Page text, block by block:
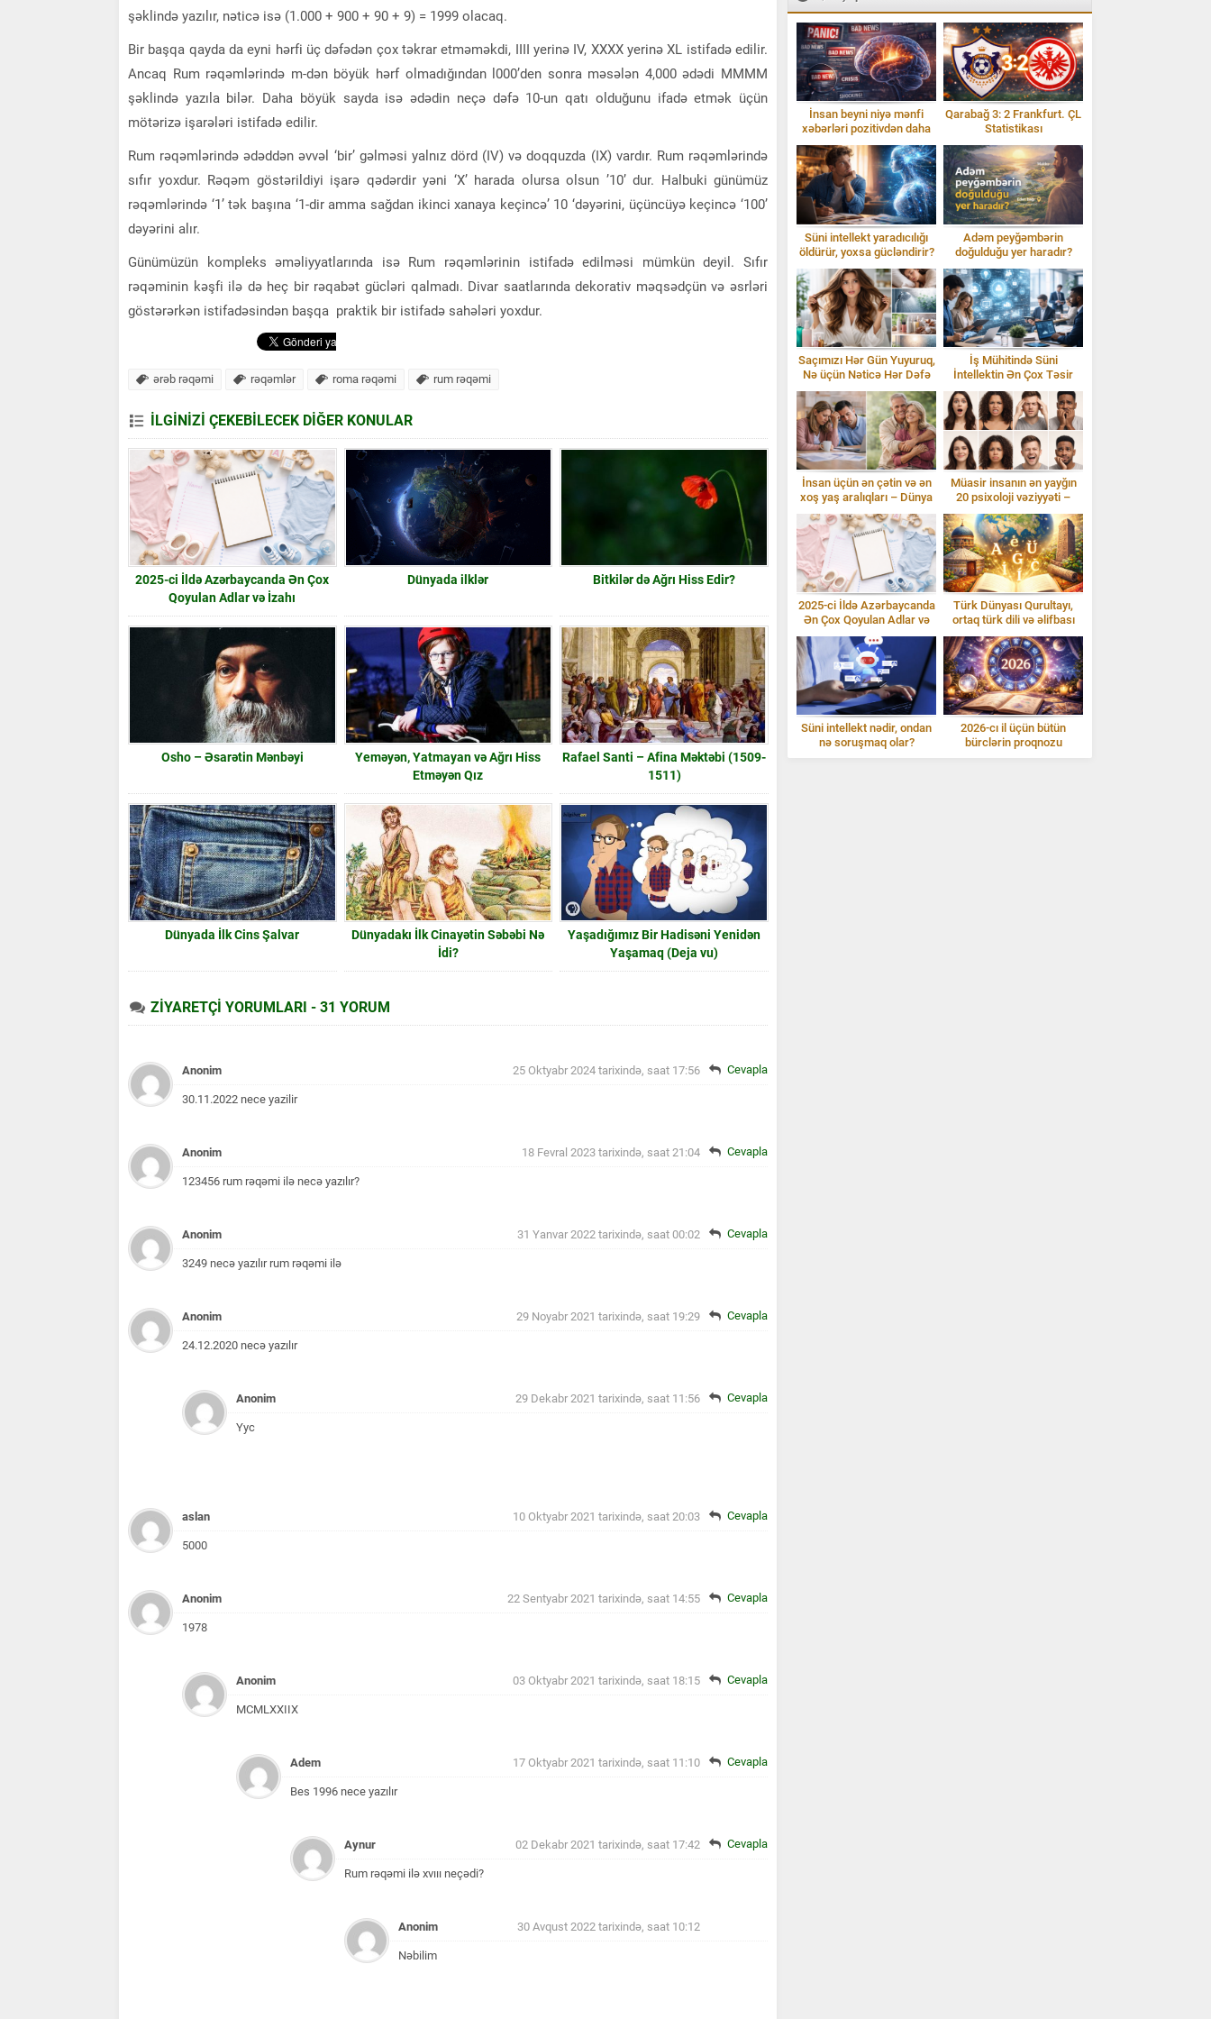
şəklində yazılır, nəticə isə (1.000 + 900 + 90 + 9) = 1999 olacaq.
Bir başqa qayda da eyni hərfi üç dəfədən çox təkrar etməməkdi, IIII yerinə IV, XXXX yerinə XL istifadə edilir.
Ancaq Rum rəqəmlərində m-dən böyük hərf olmadığından l000’den sonra məsələn 4,000 ədədi MMMM
şəklində yazıla bilər. Daha böyük sayda isə ədədin neçə dəfə 10-un qatı olduğunu ifadə etmək üçün
mötərizə işarələri istifadə edilir.
Rum rəqəmlərində ədəddən əvvəl ‘bir’ gəlməsi yalnız dörd (IV) və doqquzda (IX) vardır. Rum rəqəmlərində
sıfır yoxdur. Rəqəm göstərildiyi işarə qədərdir yəni ‘X’ harada olursa olsun ’10’ dur. Halbuki günümüz
rəqəmlərində ‘1’ tək başına ‘1-dir amma sağdan ikinci xanaya keçincə’ 10 ‘dəyərini, üçüncüyə keçincə ‘100’
dəyərini alır.
Günümüzün kompleks əməliyyatlarında isə Rum rəqəmlərinin istifadə edilməsi mümkün deyil. Sıfır
rəqəminin kəşfi ilə də heç bir rəqabət gücləri qalmadı. Divar saatlarında dekorativ məqsədçün və əsrləri
göstərərkən istifadəsindən başqa praktik bir istifadə sahələri yoxdur.
ərəb rəqəmi rəqəmlər roma rəqəmi rum rəqəmi
İLGİNİZİ ÇEKEBİLECEK DİĞER KONULAR
2025-ci İldə Azərbaycanda Ən Çox
Qoyulan Adlar və İzahı
Dünyada ilklər Bitkilər də Ağrı Hiss Edir?
Osho – Əsarətin Mənbəyi
Yeməyən, Yatmayan və Ağrı Hiss
Etməyən Qız
Rafael Santi – Afina Məktəbi (1509-
1511)
Dünyada İlk Cins Şalvar
Dünyadakı İlk Cinayətin Səbəbi Nə
İdi?
Yaşadığımız Bir Hadisəni Yenidən
Yaşamaq (Deja vu)
ZİYARETÇİ YORUMLARI - 31 YORUM
Anonim 25 Oktyabr 2024 tarixində, saat 17:56
30.11.2022 nece yazilir
Cevapla
Anonim 18 Fevral 2023 tarixində, saat 21:04
123456 rum rəqəmi ilə necə yazılır?
Cevapla
Anonim 31 Yanvar 2022 tarixində, saat 00:02
3249 necə yazılır rum rəqəmi ilə
Cevapla
Anonim 29 Noyabr 2021 tarixində, saat 19:29
24.12.2020 necə yazılır
Cevapla
Anonim 29 Dekabr 2021 tarixində, saat 11:56
Yyc
Cevapla
aslan 10 Oktyabr 2021 tarixində, saat 20:03
5000
Cevapla
Anonim 22 Sentyabr 2021 tarixində, saat 14:55
1978
Cevapla
Anonim 03 Oktyabr 2021 tarixində, saat 18:15
MCMLXXIIX
Cevapla
Adem 17 Oktyabr 2021 tarixində, saat 11:10
Bes 1996 nece yazılır
Cevapla
Aynur 02 Dekabr 2021 tarixində, saat 17:42
Rum rəqəmi ilə xvııı neçədi?
Cevapla
Anonim 30 Avqust 2022 tarixində, saat 10:12
Nəbilim
İnsan beyni niyə mənfi
xəbərləri pozitivdən daha
tez qəbul edir?
Qarabağ 3: 2 Frankfurt. ÇL
Statistikası
Süni intellekt yaradıcılığı
öldürür, yoxsa gücləndirir?
Adəm peyğəmbərin
doğulduğu yer haradır?
İddialar və sübutlar
Saçımızı Hər Gün Yuyuruq,
Nə üçün Nəticə Hər Dəfə
Fərqli Olur?
İş Mühitində Süni
İntellektin Ən Çox Təsir
Etdiyi 10 Peşə
İnsan üçün ən çətin və ən
xoş yaş aralıqları – Dünya
statistikası
Müasir insanın ən yayğın
20 psixoloji vəziyyəti –
izahlarla
2025-ci İldə Azərbaycanda
Ən Çox Qoyulan Adlar və
İzahı
Türk Dünyası Qurultayı,
ortaq türk dili və əlifbası
Süni intellekt nədir, ondan
nə soruşmaq olar?
Gündəlik istifadə
2026-cı il üçün bütün
bürclərin proqnozu